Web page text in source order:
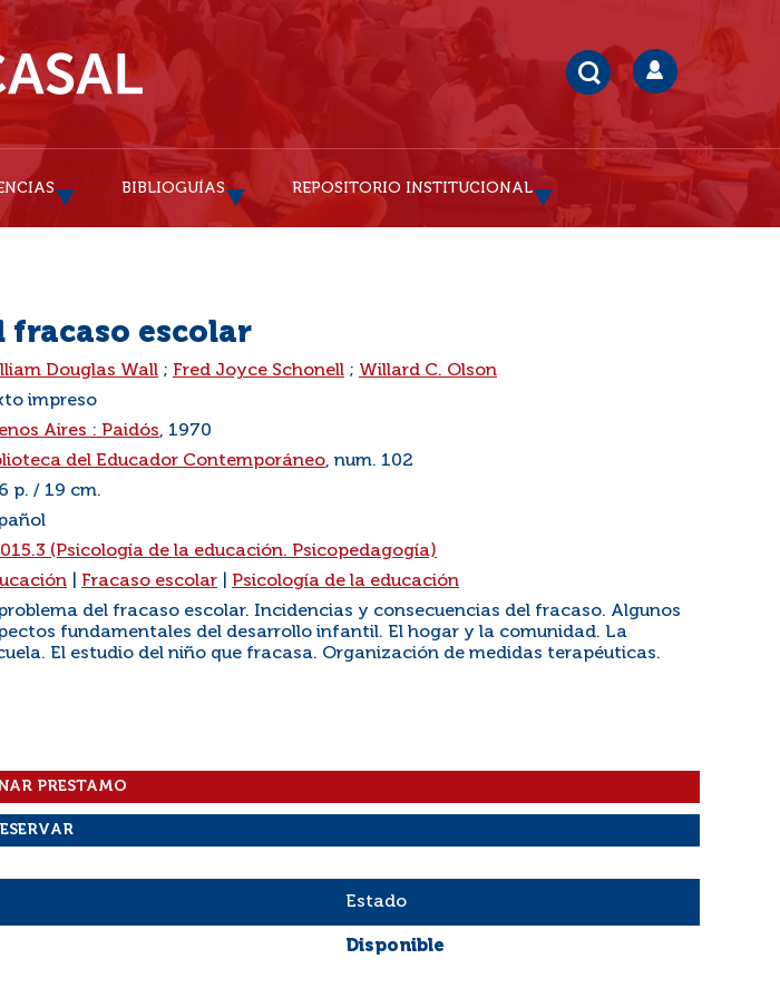
BIBLIOGUÍAS REPOSITORIO INSTITUCIONAL
fracaso escolar
Douglas Wall ; Fred Joyce Schonell ; Willard C. Olson
impreso
Aires : Paidós, 1970
del Educador Contemporáneo, num. 102
p. / 19 cm.
(Psicología de la educación. Psicopedagogía)
Fracaso escolar
Psicología de la educación
del fracaso escolar. Incidencias y consecuencias del fracaso. Algunos
fundamentales del desarrollo infantil. El hogar y la comunidad. La
El estudio del niño que fracasa. Organización de medidas terapéuticas.
Estado
Disponible